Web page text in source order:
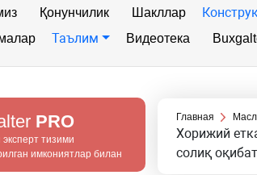
Қонунчилик Шакллар
Таълим Видеотека
PRO
тизими
имкониятлар билан
Главная
Хорижий
солиқ